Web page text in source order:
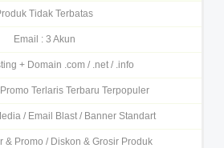
Tidak Terbatas
Email : 3 Akun
+ Domain .com / .net / .info
Terlaris Terbaru Terpopuler
/ Email Blast / Banner Standart
& Promo / Diskon & Grosir Produk